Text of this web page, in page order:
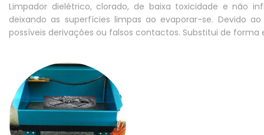
Limpador dielétrico, clorado, de baixa toxicidade e não
deixando as superfícies limpas ao evaporar-se. Devido
possíveis derivações ou falsos contactos. Substitui de